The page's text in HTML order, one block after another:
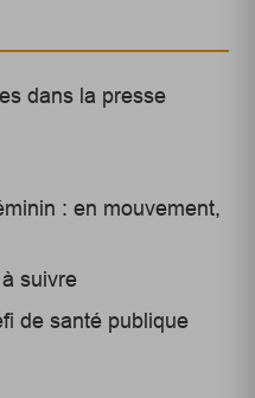
dans la presse
: en mouvement,
suivre
de santé publique